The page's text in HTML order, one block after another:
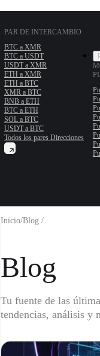
PAR DE INTERCAMBIO
BTC a XMR
BTC a USDT
USDT a XMR
ETH a XMR
ETH a BTC
XMR a BTC
BNB a ETH
BTC a ETH
SOL a BTC
USDT a BTC
Todos los pares Direcciones
Inicio/Blog /
Blog
Tu fuente de las
tendencias, análisis y